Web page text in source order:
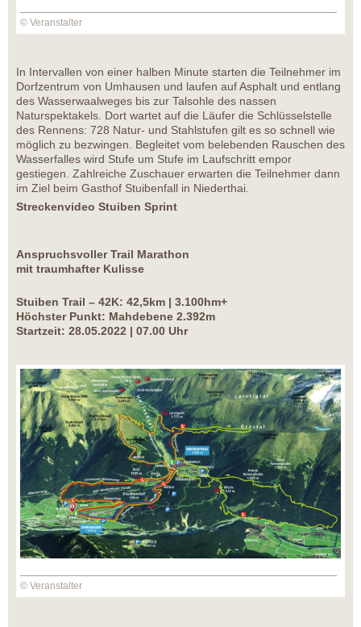
© Veranstalter
In Intervallen von einer halben Minute starten die Teilnehmer im
Dorfzentrum von Umhausen und laufen auf Asphalt und entlang
des Wasserwaalweges bis zur Talsohle des nassen
Naturspektakels. Dort wartet auf die Läufer die Schlüsselstelle
des Rennens: 728 Natur- und Stahlstufen gilt es so schnell wie
möglich zu bezwingen. Begleitet vom belebenden Rauschen des
Wasserfalles wird Stufe um Stufe im Laufschritt empor
gestiegen. Zahlreiche Zuschauer erwarten die Teilnehmer dann
im Ziel beim Gasthof Stuibenfall in Niederthai.
Streckenvideo Stuiben Sprint
Anspruchsvoller Trail Marathon
mit traumhafter Kulisse
Stuiben Trail – 42K: 42,5km | 3.100hm+
Höchster Punkt: Mahdebene 2.392m
Startzeit: 28.05.2022 | 07.00 Uhr
© Veranstalter